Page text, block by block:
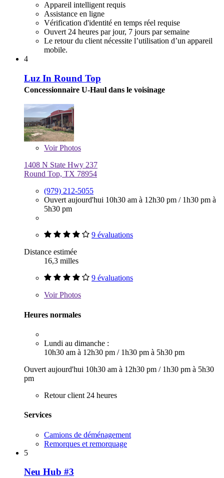
Appareil intelligent requis
Assistance en ligne
Vérification d'identité en temps réel requise
Ouvert 24 heures par jour, 7 jours par semaine
Le retour du client nécessite l’utilisation d’un appareil
mobile.
4
Luz In Round Top
Concessionnaire U-Haul dans le voisinage
VoirPhotos
1408 N State Hwy 237
Round Top, TX 78954
(979) 212-5055
Ouvert aujourd'hui 10h30 am à 12h30 pm / 1h30 pm à
5h30 pm
9 évaluations
Distance estimée
16,3 milles
9 évaluations
VoirPhotos
Heures normales
Lundi au dimanche :
10h30 am à 12h30 pm / 1h30 pm à 5h30 pm
Ouvert aujourd'hui 10h30 am à 12h30 pm / 1h30 pm à 5h30
pm
Retour client 24 heures
Services
Camions de déménagement
Remorques et remorquage
5
Neu Hub #3